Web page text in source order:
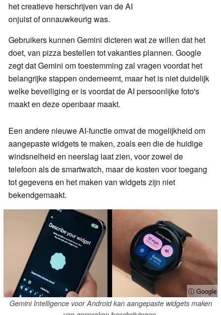
het creatieve herschrijven van de AI
onjuist of onnauwkeurig was.
Gebruikers kunnen Gemini dicteren wat ze willen dat het
doet, van pizza bestellen tot vakanties plannen. Google
zegt dat Gemini om toestemming zal vragen voordat het
belangrijke stappen onderneemt, maar het is niet duidelijk
welke beveiliging er is voordat de AI persoonlijke foto's
maakt en deze openbaar maakt.
Een andere nieuwe AI-functie omvat de mogelijkheid om
aangepaste widgets te maken, zoals een die de huidige
windsnelheid en neerslag laat zien, voor zowel de
telefoon als de smartwatch, maar de kosten voor toegang
tot gegevens en het maken van widgets zijn niet
bekendgemaakt.
ⓘ Google
Gemini Intelligence voor Android kan aangepaste widgets maken